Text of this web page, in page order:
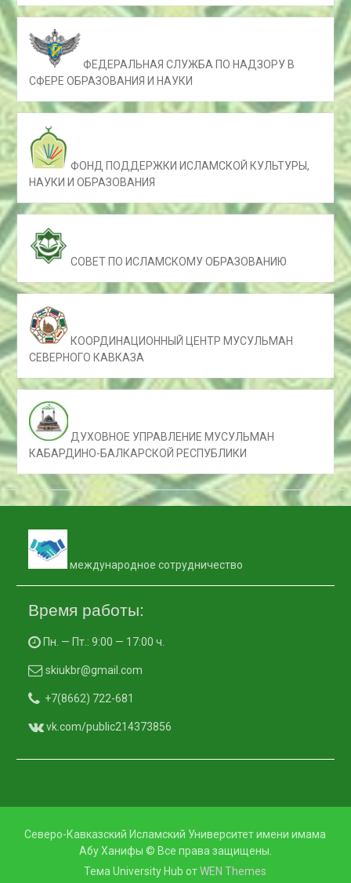
ФЕДЕРАЛЬНАЯ СЛУЖБА ПО НАДЗОРУ В
СФЕРЕ ОБРАЗОВАНИЯ И НАУКИ
ФОНД ПОДДЕРЖКИ ИСЛАМСКОЙ КУЛЬТУРЫ,
НАУКИ И ОБРАЗОВАНИЯ
СОВЕТ ПО ИСЛАМСКОМУ ОБРАЗОВАНИЮ
КООРДИНАЦИОННЫЙ ЦЕНТР МУСУЛЬМАН
СЕВЕРНОГО КАВКАЗА
ДУХОВНОЕ УПРАВЛЕНИЕ МУСУЛЬМАН
КАБАРДИНО-БАЛКАРСКОЙ РЕСПУБЛИКИ
международное сотрудничество
Время работы:
Пн. — Пт.: 9:00 — 17:00 ч.
skiukbr@gmail.com
+7(8662) 722-681
vk.com/public214373856
Северо-Кавказский Исламский Университет имени имама
Абу Ханифы © Все права защищены.
Тема University Hub отWEN Themes